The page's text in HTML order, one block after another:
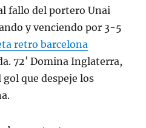
fallo del portero Unai
y venciendo por 3-5
retro barcelona
72′ Domina Inglaterra,
gol que despeje los